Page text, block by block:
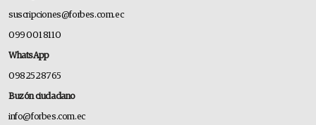
suscripciones@forbes.com.ec
099 001 8110
WhatsApp
0982528765
Buzón ciudadano
info@forbes.com.ec